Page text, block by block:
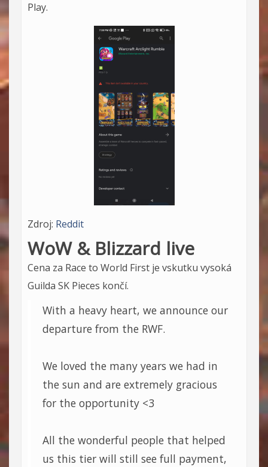
Play.
Zdroj: Reddit
WoW & Blizzard live
Cena za Race to World First je vskutku vysoká
Guilda SK Pieces končí.
With a heavy heart, we announce our
departure from the RWF.
We loved the many years we had in
the sun and are extremely gracious
for the opportunity <3
All the wonderful people that helped
us this tier will still see full payment,